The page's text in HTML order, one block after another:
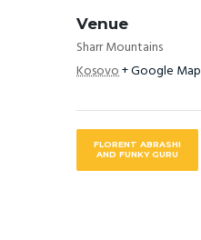
Venue
Sharr Mountains
Kosovo+ Google Map
FLORENT ABRASHI
AND FUNKY GURU